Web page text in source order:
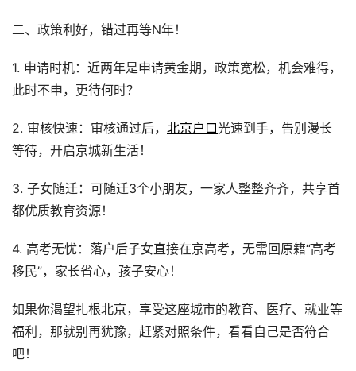
二、政策利好，错过再等N年！
1. 申请时机：近两年是申请黄金期，政策宽松，机会难得，
此时不申，更待何时？
2. 审核快速：审核通过后， 北京户口光速到手，告别漫长
等待，开启京城新生活！
3. 子女随迁：可随迁3个小朋友，一家人整整齐齐，共享首
都优质教育资源！
4. 高考无忧：落户后子女直接在京高考，无需回原籍“高考
移民”，家长省心，孩子安心！
如果你渴望扎根北京，享受这座城市的教育、医疗、就业等
福利，那就别再犹豫，赶紧对照条件，看看自己是否符合
吧！